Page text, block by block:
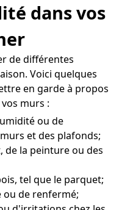
dans vos
de différentes
Voici quelques
en garde à propos
murs :
ou de
et des plafonds;
de la peinture ou des
tel que le parquet;
ou de renfermé;